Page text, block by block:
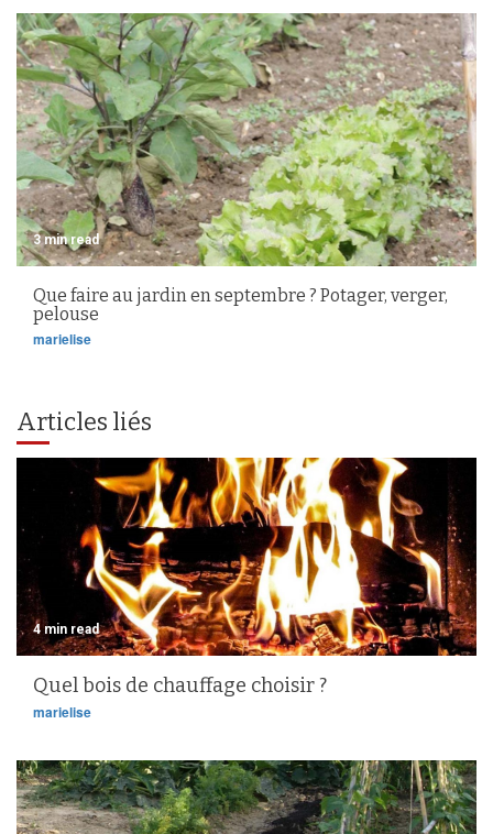
3 min read
Que faire au jardin en septembre ? Potager, verger,
pelouse
marielise
Articles liés
4 min read
Quel bois de chauffage choisir ?
marielise